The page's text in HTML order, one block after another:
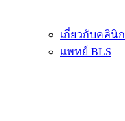
เกี่ยวกับคลินิก
แพทย์ BLS